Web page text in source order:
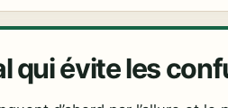
qui évite les